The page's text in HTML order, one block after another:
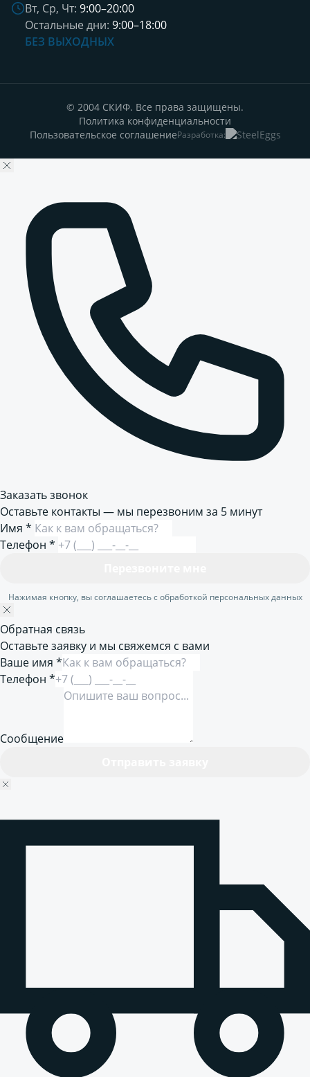
Вт, Ср, Чт: 9:00–20:00
Остальные дни: 9:00–18:00
БЕЗ ВЫХОДНЫХ
© 2004 СКИФ. Все права защищены.
Политика конфиденциальности
Пользовательское соглашениеРазработка:
Заказать звонок
Оставьте контакты — мы перезвоним за 5 минут
Имя *
Телефон *
Нажимая кнопку, вы соглашаетесь с обработкой персональных данных
Обратная связь
Оставьте заявку и мы свяжемся с вами
Ваше имя *
Телефон *
Сообщение